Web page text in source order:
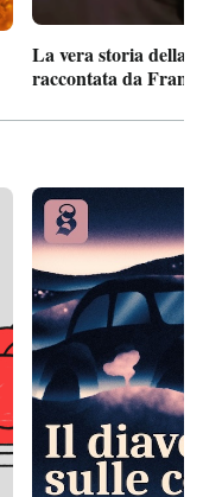
La vera storia della
raccontata da